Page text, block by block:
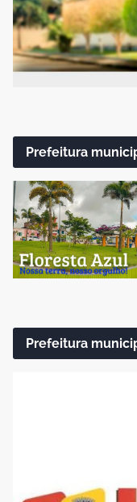
Prefeitura
Prefeitura